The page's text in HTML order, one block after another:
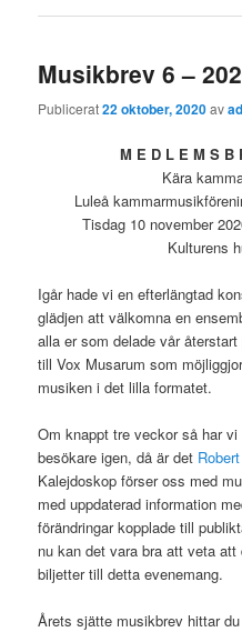
Musikbrev 6 –
Publicerat22 oktober, 2020av
M E D L E M S B
Kära
Luleå
Tisdag 10 november
Kulturens
Igår hade vi en efterlängtad
glädjen att välkomna en
alla er som delade vår
till Vox Musarum som
musiken i det lilla formatet.
Om knappt tre veckor så har
besökare igen, då är det
Kalejdoskop förser oss med
med uppdaterad information
förändringar kopplade till
nu kan det vara bra att veta
biljetter till detta evenemang.
Årets sjätte musikbrev hittar